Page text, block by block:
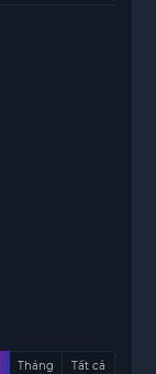
Tháng Tất cả